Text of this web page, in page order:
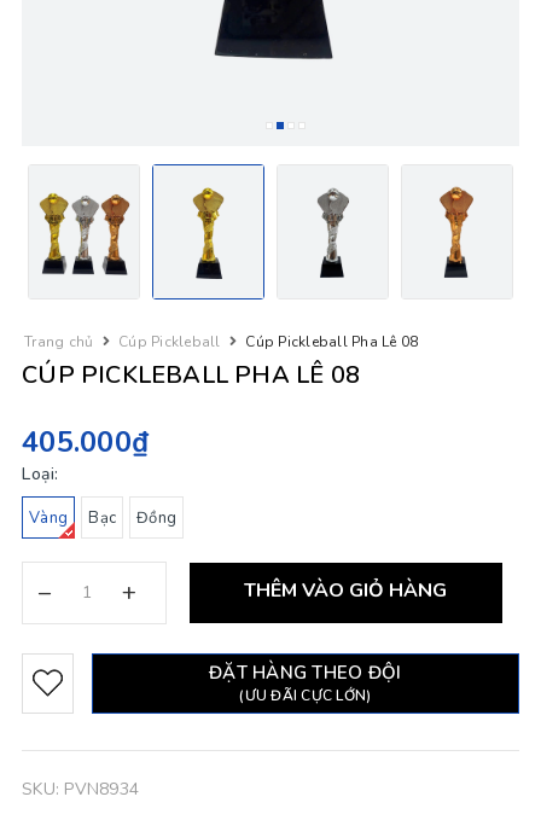
Trang chủ Cúp Pickleball Cúp Pickleball Pha Lê 08
CÚP PICKLEBALL PHA LÊ 08
405.000₫
Loại:
Vàng Bạc Đồng
– + THÊM VÀO GIỎ HÀNG
ĐẶT HÀNG THEO ĐỘI
(ƯU ĐÃI CỰC LỚN)
SKU: PVN8934